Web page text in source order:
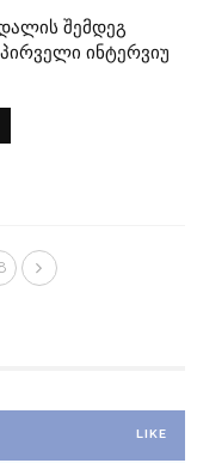
შემდეგ
ინტერვიუ
LIKE